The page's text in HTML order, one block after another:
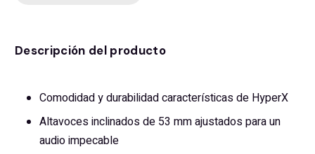
Descripción del producto
Comodidad y durabilidad características de HyperX
Altavoces inclinados de 53 mm ajustados para un
audio impecable